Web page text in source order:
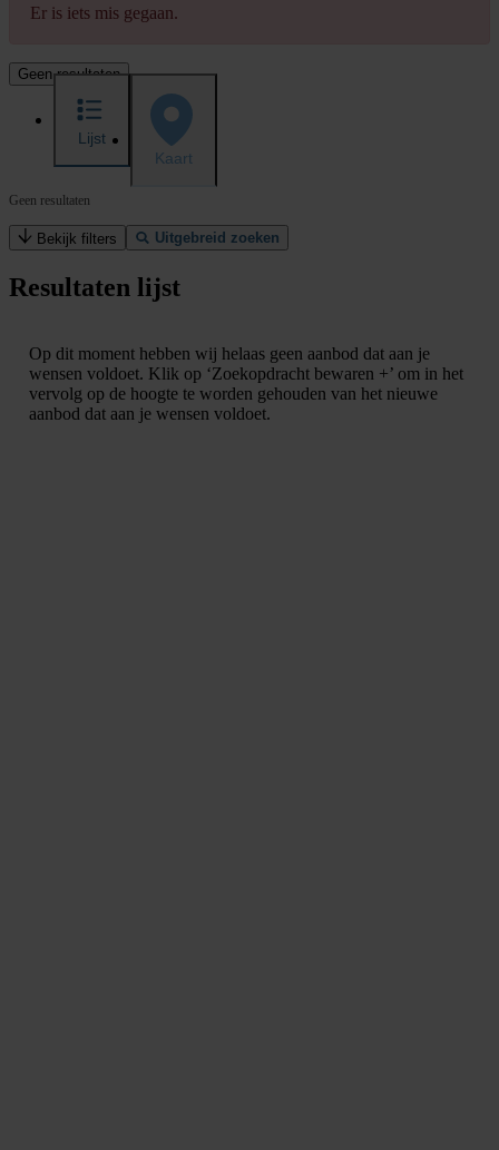
Er is iets mis gegaan.
Geen resultaten
Lijst
Kaart
Geen resultaten
Bekijk filters Uitgebreid zoeken
Resultaten lijst
Op dit moment hebben wij helaas geen aanbod dat aan je
wensen voldoet. Klik op ‘Zoekopdracht bewaren +’ om in het
vervolg op de hoogte te worden gehouden van het nieuwe
aanbod dat aan je wensen voldoet.